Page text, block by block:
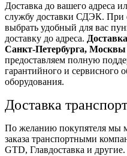
Доставка до вашего адреса
службу доставки СДЭК. При
выбрать удобный для вас
доставку до адреса.
Санкт-Петербурга, Москвы
предоставляем полную
гарантийного и сервисного
оборудования.
Доставка
По желанию покупятеля мы
заказа транспортными
GTD, Главдоставка и другие.